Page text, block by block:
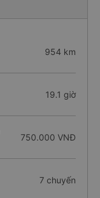
954 km
19.1 giờ
750.000 VNĐ
7 chuyến